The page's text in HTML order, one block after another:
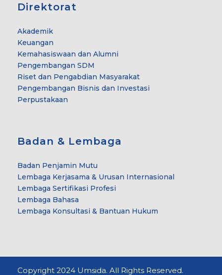
Direktorat
Akademik
Keuangan
Kemahasiswaan dan Alumni
Pengembangan SDM
Riset dan Pengabdian Masyarakat
Pengembangan Bisnis dan Investasi
Perpustakaan
Badan & Lembaga
Badan Penjamin Mutu
Lembaga Kerjasama & Urusan Internasional
Lembaga Sertifikasi Profesi
Lembaga Bahasa
Lembaga Konsultasi & Bantuan Hukum
Copyright 2024 Umsida. All Rights Reserved.